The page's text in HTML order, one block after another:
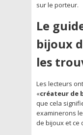
sur le porteur.
Le
bijoux
les
Les lecteurs
«créateur de
que cela
examinerons
de bijoux et ce